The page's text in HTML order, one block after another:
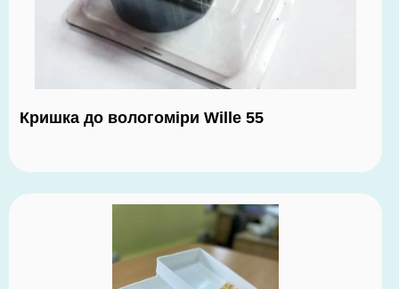
Кришка до вологоміри Wille 55